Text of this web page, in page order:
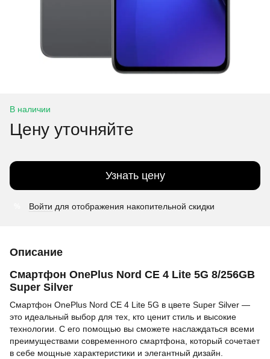
В наличии
Цену уточняйте
Узнать цену
Войти для отображения накопительной скидки
Описание
Смартфон OnePlus Nord CE 4 Lite 5G 8/256GB
Super Silver
Смартфон OnePlus Nord CE 4 Lite 5G в цвете Super Silver —
это идеальный выбор для тех, кто ценит стиль и высокие
технологии. С его помощью вы сможете наслаждаться всеми
преимуществами современного смартфона, который сочетает
в себе мощные характеристики и элегантный дизайн.